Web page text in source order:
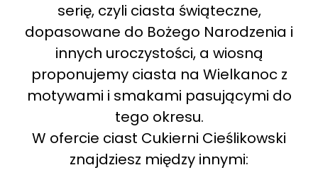
serię, czyli ciasta świąteczne,
dopasowane do Bożego Narodzenia i
innych uroczystości, a wiosną
proponujemy ciasta na Wielkanoc z
motywami i smakami pasującymi do
tego okresu.
W ofercie ciast Cukierni Cieślikowski
znajdziesz między innymi: